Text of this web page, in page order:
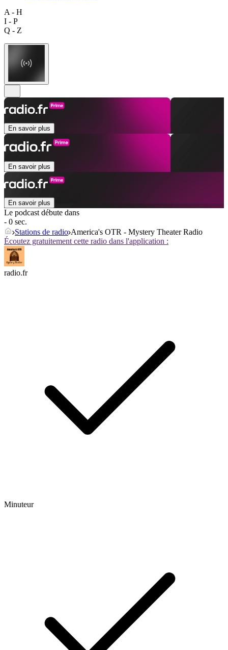
A - H
I - P
Q - Z
En savoir plus
En savoir plus
En savoir plus
Le podcast débute dans
- 0 sec.
Stations de radio America's OTR - Mystery Theater Radio
Écoutez gratuitement cette radio dans l'application :
radio.fr
Minuteur